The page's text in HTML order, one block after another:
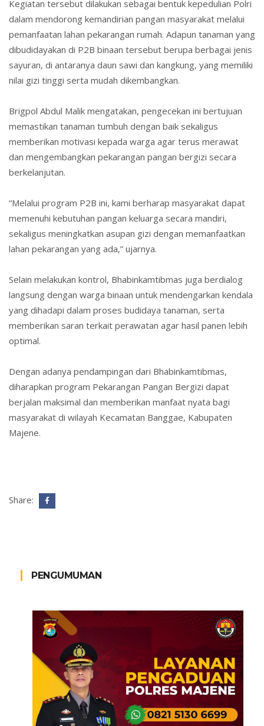
Kegiatan tersebut dilakukan sebagai bentuk kepedulian Polri
dalam mendorong kemandirian pangan masyarakat melalui
pemanfaatan lahan pekarangan rumah. Adapun tanaman yang
dibudidayakan di P2B binaan tersebut berupa berbagai jenis
sayuran, di antaranya daun sawi dan kangkung, yang memiliki
nilai gizi tinggi serta mudah dikembangkan.
Brigpol Abdul Malik mengatakan, pengecekan ini bertujuan
memastikan tanaman tumbuh dengan baik sekaligus
memberikan motivasi kepada warga agar terus merawat
dan mengembangkan pekarangan pangan bergizi secara
berkelanjutan.
“Melalui program P2B ini, kami berharap masyarakat dapat
memenuhi kebutuhan pangan keluarga secara mandiri,
sekaligus meningkatkan asupan gizi dengan memanfaatkan
lahan pekarangan yang ada,” ujarnya.
Selain melakukan kontrol, Bhabinkamtibmas juga berdialog
langsung dengan warga binaan untuk mendengarkan kendala
yang dihadapi dalam proses budidaya tanaman, serta
memberikan saran terkait perawatan agar hasil panen lebih
optimal.
Dengan adanya pendampingan dari Bhabinkamtibmas,
diharapkan program Pekarangan Pangan Bergizi dapat
berjalan maksimal dan memberikan manfaat nyata bagi
masyarakat di wilayah Kecamatan Banggae, Kabupaten
Majene.
Share:
PENGUMUMAN